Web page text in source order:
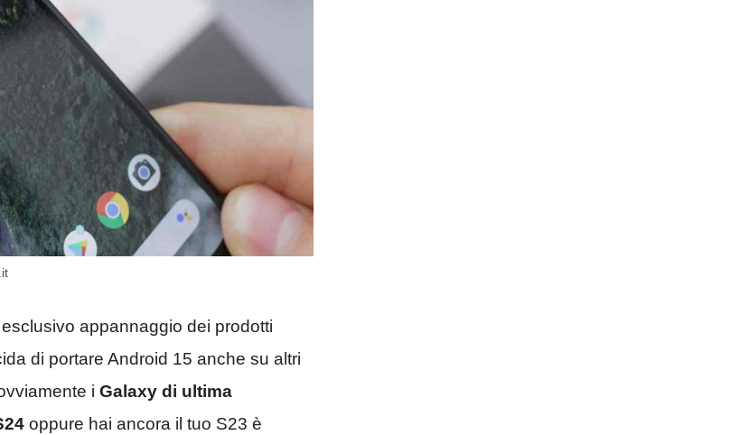
appannaggio dei prodotti
di portare Android 15 anche su altri
i Galaxy di ultima
oppure hai ancora il tuo S23 è